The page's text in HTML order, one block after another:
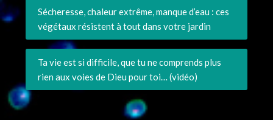
Sécheresse, chaleur extrême, manque d’eau : ces
végétaux résistent à tout dans votre jardin
Ta vie est si difficile, que tu ne comprends plus
rien aux voies de Dieu pour toi… (vidéo)